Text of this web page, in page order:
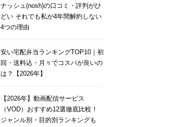
ナッシュ(nosh)の口コミ・評判がひ
どい それでも私が4年間解約しない
4つの理由
安い宅配弁当ランキングTOP10｜初
回・送料込・月々でコスパが良いの
は？【2026年】
【2026年】動画配信サービス
（VOD）おすすめ12選徹底比較！
ジャンル別・目的別ランキングも